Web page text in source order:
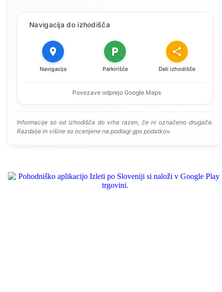
Navigacija do izhodišča
Navigacija Parkirišče Deli izhodišče
Povezave odprejo Google Maps
Informacije so od izhodišča do vrha razen, če ni označeno drugače.
Razdalje in višine so ocenjene na podlagi gps podatkov.